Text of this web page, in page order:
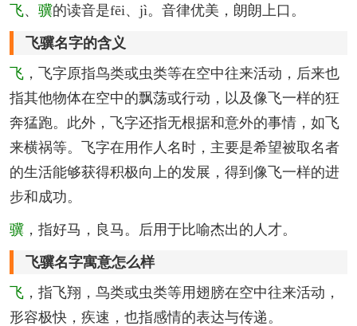
飞、 骥的读音是fēi、jì。音律优美，朗朗上口。
飞骥名字的含义
飞 ，飞字原指鸟类或虫类等在空中往来活动，后来也
指其他物体在空中的飘荡或行动，以及像飞一样的狂
奔猛跑。此外，飞字还指无根据和意外的事情，如飞
来横祸等。飞字在用作人名时，主要是希望被取名者
的生活能够获得积极向上的发展，得到像飞一样的进
步和成功。
骥 ，指好马，良马。后用于比喻杰出的人才。
飞骥名字寓意怎么样
飞 ，指飞翔，鸟类或虫类等用翅膀在空中往来活动，
形容极快，疾速，也指感情的表达与传递。